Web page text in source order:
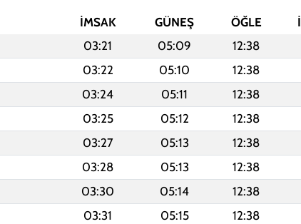
İMSAK GÜNEŞ ÖĞLE
03:21 05:09 12:38
03:22 05:10 12:38
03:24 05:11 12:38
03:25 05:12 12:38
03:27 05:13 12:38
03:28 05:13 12:38
03:30 05:14 12:38
03:31 05:15 12:38